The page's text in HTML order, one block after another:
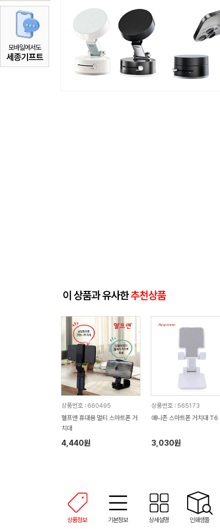
모바일에서도
세종기프트
이 상품과 유사한추천상품
상품번호 : 660495
헬프맨 휴대용 멀티 스마트폰 거
치대
4,440원
상품번호 : 565173
애니존 스마트폰 거치대 T6
3,030원
상품정보 기본정보 상세설명 인쇄샘플